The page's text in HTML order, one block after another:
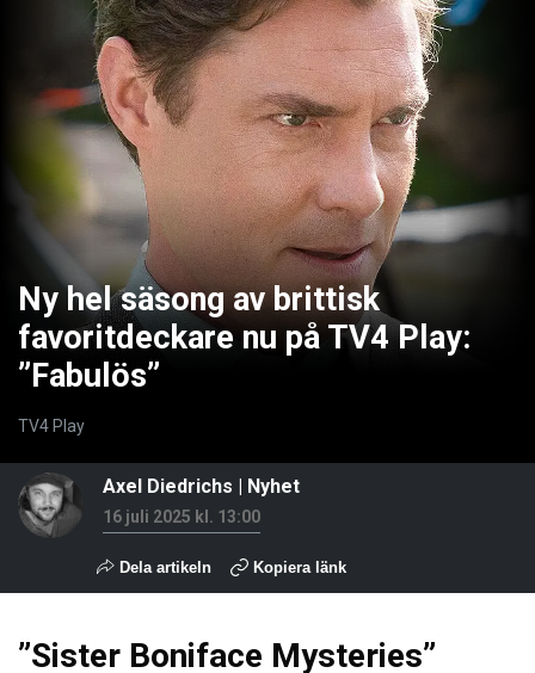
Ny hel säsong av brittisk
favoritdeckare nu på TV4 Play:
”Fabulös”
TV4 Play
Axel Diedrichs | Nyhet
16 juli 2025 kl. 13:00
Dela artikeln Kopiera länk
”Sister Boniface Mysteries”